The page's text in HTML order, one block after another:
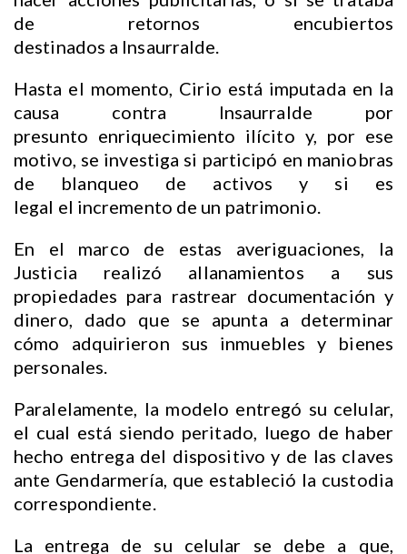
de retornos encubiertos
destinados a Insaurralde.
Hasta el momento, Cirio está imputada en la
causa contra Insaurralde por
presunto enriquecimiento ilícito y, por ese
motivo, se investiga si participó en maniobras
de blanqueo de activos y si es
legal el incremento de un patrimonio.
En el marco de estas averiguaciones, la
Justicia realizó allanamientos a sus
propiedades para rastrear documentación y
dinero, dado que se apunta a determinar
cómo adquirieron sus inmuebles y bienes
personales.
Paralelamente, la modelo entregó su celular,
el cual está siendo peritado, luego de haber
hecho entrega del dispositivo y de las claves
ante Gendarmería, que estableció la custodia
correspondiente.
La entrega de su celular se debe a que,